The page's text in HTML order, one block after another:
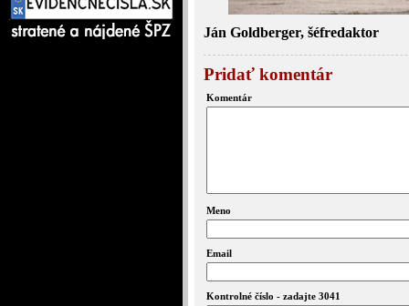
Ján Goldberger, šéfredaktor
Pridať komentár
Komentár
Meno
Email
Kontrolné číslo - zadajte 3041